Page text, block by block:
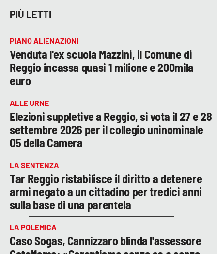
PIÙ LETTI
PIANO ALIENAZIONI
Venduta l'ex scuola Mazzini, il Comune di
Reggio incassa quasi 1 milione e 200mila
euro
ALLE URNE
Elezioni suppletive a Reggio, si vota il 27 e 28
settembre 2026 per il collegio uninominale
05 della Camera
LA SENTENZA
Tar Reggio ristabilisce il diritto a detenere
armi negato a un cittadino per tredici anni
sulla base di una parentela
LA POLEMICA
Caso Sogas, Cannizzaro blinda l'assessore